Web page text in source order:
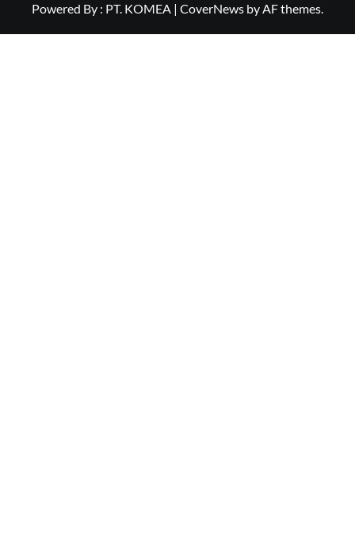
Powered By : PT. KOMEA | CoverNews by AF themes.